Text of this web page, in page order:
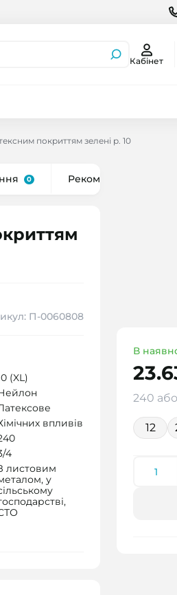
Кабінет
покриттям зелені р. 10
0 Рекомендуємо
П-0060808
В
240
12
(XL)
впливів
4
листовим
у